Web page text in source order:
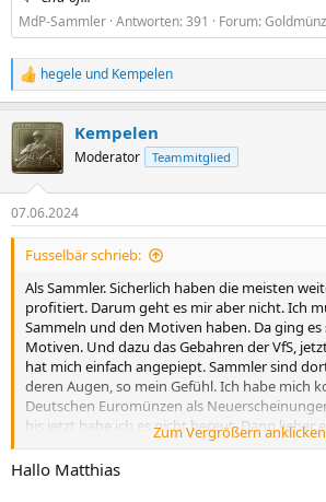
MdP-Sammler Antworten: 391 Forum:
R
e
k
t
i
e
n
hegele und Kempelen
Kempelen
Moderator Teammitglied
07.06.2024
Fusselbär schrieb:
Als Sammler. Sicherlich haben die meisten
profitiert. Darum geht es mir aber nicht. Ich
Sammeln und den Motiven haben. Da ging
Motiven. Und dazu das Gebahren der VfS,
hat mich einfach angepiept. Sammler sind
deren Augen, so mein Gefühl. Ich habe mich
Deutschen Euromünzen als
bis jetzt habe ich es nicht bereut. Dann lieber
mehr.
Zum Vergrößern
Hallo Matthias